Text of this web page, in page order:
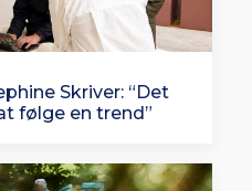
Skriver: “Det
følge en trend”